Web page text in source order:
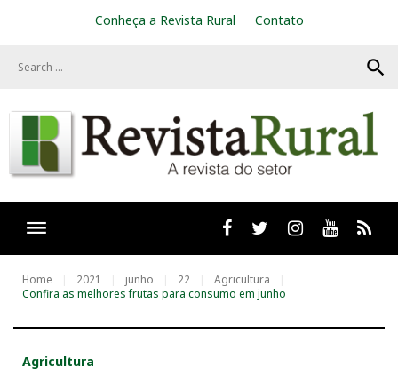
Conheça a Revista Rural Contato
search
Facebooktwitter Instagram
Youtube
Home 2021 junho 22
Agricultura
Confira as melhores frutas para consumo em junho
Agricultura